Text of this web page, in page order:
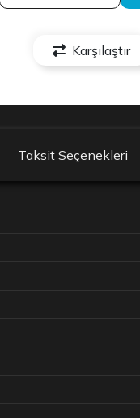
Karşılaştır
Taksit Seçenekleri